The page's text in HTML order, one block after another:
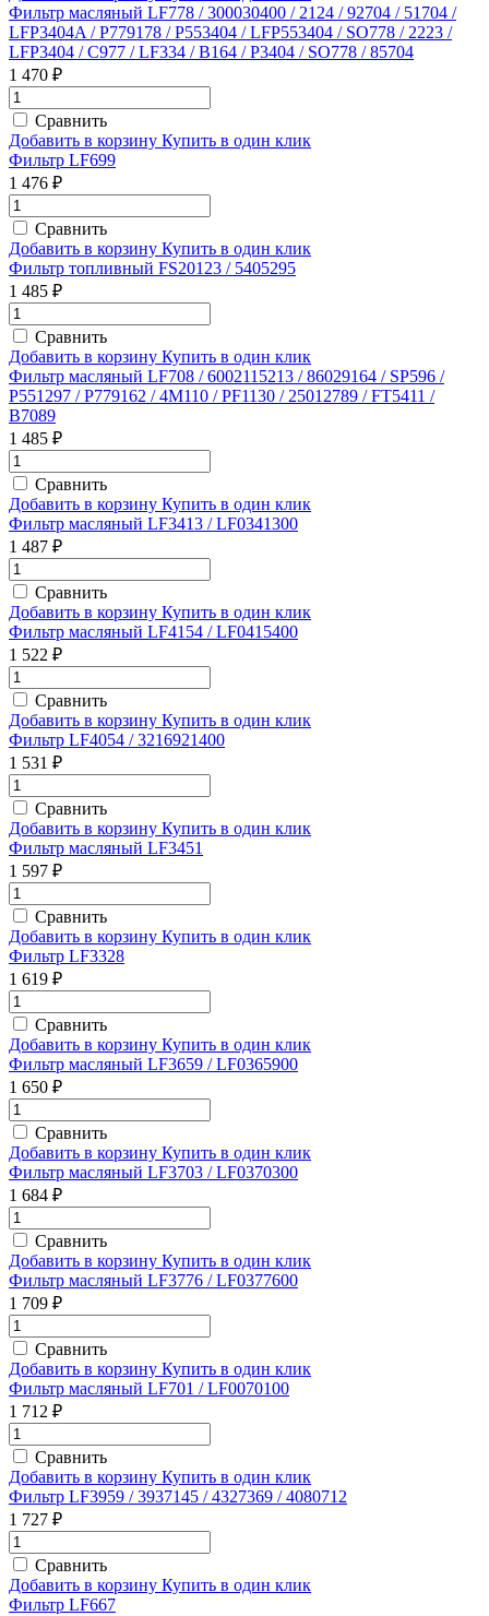
Фильтр масляный LF778 / 300030400 / 2124 / 92704 / 51704 /
LFP3404A / P779178 / P553404 / LFP553404 / SO778 / 2223 /
LFP3404 / C977 / LF334 / B164 / P3404 / SO778 / 85704
1 470 ₽
Сравнить
Добавить в корзину Купить в один клик
Фильтр LF699
1 476 ₽
Сравнить
Добавить в корзину Купить в один клик
Фильтр топливный FS20123 / 5405295
1 485 ₽
Сравнить
Добавить в корзину Купить в один клик
Фильтр масляный LF708 / 6002115213 / 86029164 / SP596 /
P551297 / P779162 / 4M110 / PF1130 / 25012789 / FT5411 /
B7089
1 485 ₽
Сравнить
Добавить в корзину Купить в один клик
Фильтр масляный LF3413 / LF0341300
1 487 ₽
Сравнить
Добавить в корзину Купить в один клик
Фильтр масляный LF4154 / LF0415400
1 522 ₽
Сравнить
Добавить в корзину Купить в один клик
Фильтр LF4054 / 3216921400
1 531 ₽
Сравнить
Добавить в корзину Купить в один клик
Фильтр масляный LF3451
1 597 ₽
Сравнить
Добавить в корзину Купить в один клик
Фильтр LF3328
1 619 ₽
Сравнить
Добавить в корзину Купить в один клик
Фильтр масляный LF3659 / LF0365900
1 650 ₽
Сравнить
Добавить в корзину Купить в один клик
Фильтр масляный LF3703 / LF0370300
1 684 ₽
Сравнить
Добавить в корзину Купить в один клик
Фильтр масляный LF3776 / LF0377600
1 709 ₽
Сравнить
Добавить в корзину Купить в один клик
Фильтр масляный LF701 / LF0070100
1 712 ₽
Сравнить
Добавить в корзину Купить в один клик
Фильтр LF3959 / 3937145 / 4327369 / 4080712
1 727 ₽
Сравнить
Добавить в корзину Купить в один клик
Фильтр LF667